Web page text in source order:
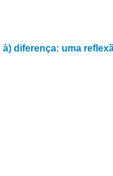
diferença: uma